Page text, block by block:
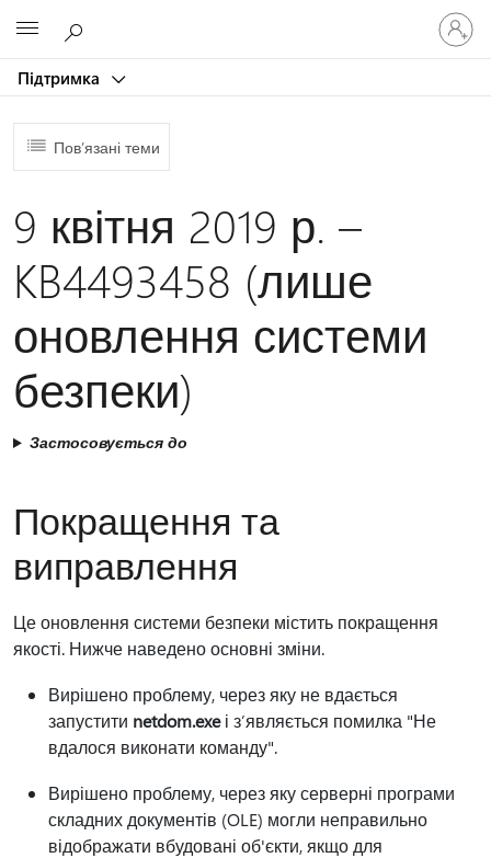
Підтримка
Увійдіть
свій
запис
Пов’язані теми
9 квітня 2019 р. –
KB4493458 (лише
оновлення системи
безпеки)
Застосовується до
Покращення та
виправлення
Це оновлення системи безпеки містить покращення
якості. Нижче наведено основні зміни.
Вирішено проблему, через яку не вдається
запустити netdom.exeі з’являється помилка "Не
вдалося виконати команду".
Вирішено проблему, через яку серверні програми
складних документів (OLE) могли неправильно
відображати вбудовані об'єкти, якщо для